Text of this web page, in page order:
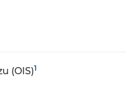
(OIS)1